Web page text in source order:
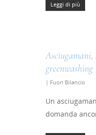
Leggi di più
greenwashing
| Fuori Bilancio
Un
domanda